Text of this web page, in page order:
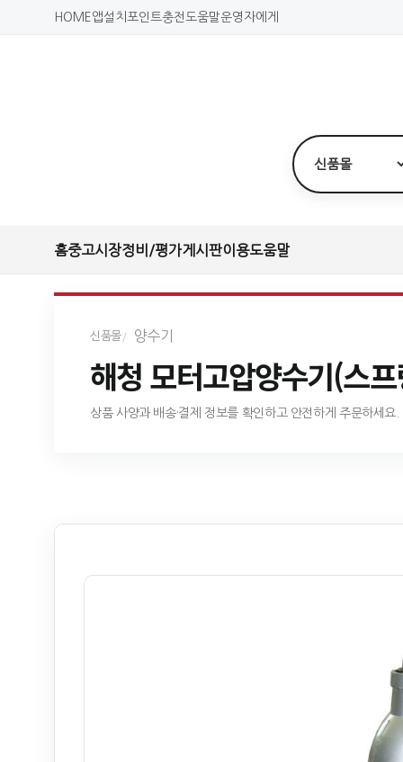
HOME 앱설치 포인트충전도움말운영자에게
홈중고시장정비/평가게시판이용도움말
신품몰 양수기
해청 모터고압양수기(스
상품 사양과 배송·결제 정보를 확인하고 안전하게 주문하세요.